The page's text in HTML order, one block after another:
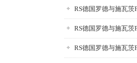
RS德国罗德与施瓦茨